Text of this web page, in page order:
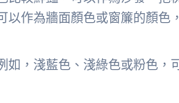
作為牆面顏色或窗簾的顏色，
如，淺藍色、淺綠色或粉色，